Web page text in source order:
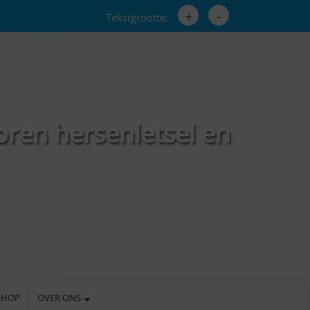
Tekstgrootte: + -
hersenletsel en
OVER ONS